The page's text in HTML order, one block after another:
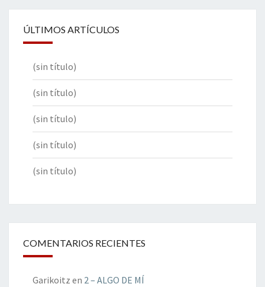
ÚLTIMOS ARTÍCULOS
(sin título)
(sin título)
(sin título)
(sin título)
(sin título)
COMENTARIOS RECIENTES
Garikoitz en 2 – ALGO DE MÍ